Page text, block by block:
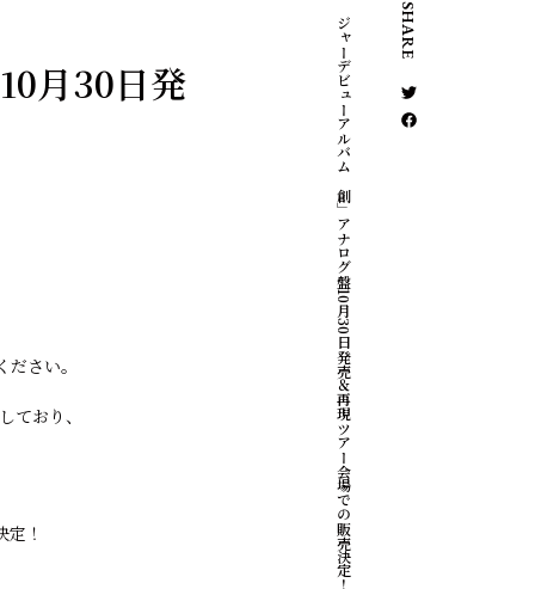
月30日発
さい。
おり、
！ メジャーデビューアルバム「創」アナログ盤10月30日発売＆再現ツアー会場での販売決定！ SHARE